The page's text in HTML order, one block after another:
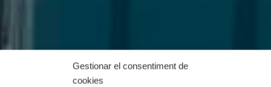
Gestionar el consentiment de
cookies